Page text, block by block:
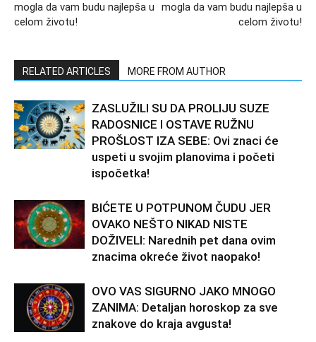
mogla da vam budu najlepša u
celom životu!
mogla da vam budu najlepša u
celom životu!
RELATED ARTICLES MORE FROM AUTHOR
ZASLUŽILI SU DA PROLIJU SUZE
RADOSNICE I OSTAVE RUŽNU
PROŠLOST IZA SEBE: Ovi znaci će
uspeti u svojim planovima i početi
ispočetka!
BIĆETE U POTPUNOM ČUDU JER
OVAKO NEŠTO NIKAD NISTE
DOŽIVELI: Narednih pet dana ovim
znacima okreće život naopako!
OVO VAS SIGURNO JAKO MNOGO
ZANIMA: Detaljan horoskop za sve
znakove do kraja avgusta!